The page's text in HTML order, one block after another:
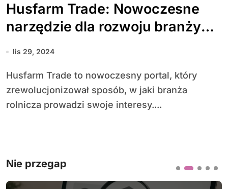
Husfarm Trade: Nowoczesne
narzędzie dla rozwoju branży
rolniczej
lis 29, 2024
Husfarm Trade to nowoczesny portal, który
zrewolucjonizował sposób, w jaki branża
rolnicza prowadzi swoje interesy....
Nie przegap